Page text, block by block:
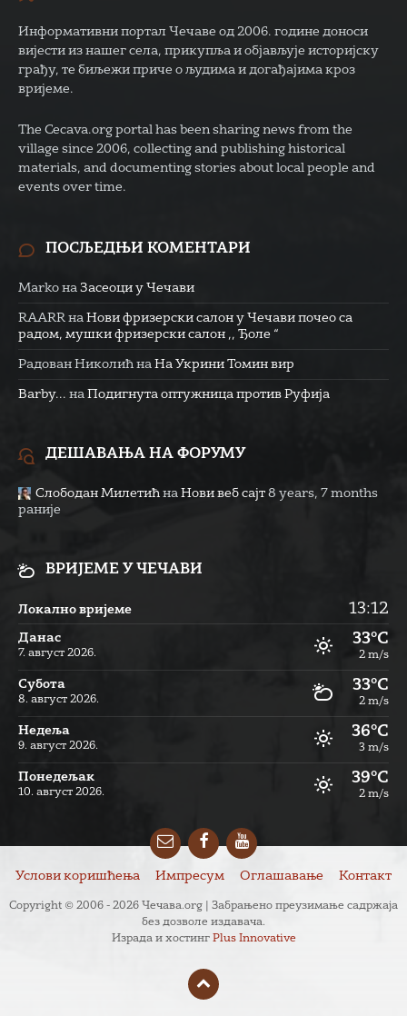
Информативни портал Чечаве од 2006. године доноси
вијести из нашег села, прикупља и објављује историјску
грађу, те биљежи приче о људима и догађајима кроз
вријеме.
The Cecava.org portal has been sharing news from the
village since 2006, collecting and publishing historical
materials, and documenting stories about local people and
events over time.
ПОСЉЕДЊИ КОМЕНТАРИ
Marko на Засеоци у Чечави
RAARR на Нови фризерски салон у Чечави почео са
радом, мушки фризерски салон ,, Ђоле “
Радован Николић на На Укрини Томин вир
Barby... на Подигнута оптужница против Руфија
ДЕШАВАЊА НА ФОРУМУ
Слободан Милетић на Нови веб сајт 8 years, 7 months
раније
ВРИЈЕМЕ У ЧЕЧАВИ
Локално вријеме 13:12
Данас
7. август 2026.
33°C
2 m/s
Субота
8. август 2026.
33°C
2 m/s
Недеља
9. август 2026.
36°C
3 m/s
Понедељак
10. август 2026.
39°C
2 m/s
EmailFacebookYouTube
Услови коришћења Импресум Оглашавање Контакт
Copyright © 2006 - 2026 Чечава.org | Забрањено преузимање садржаја
без дозволе издавача.
Израда и хостинг Plus Innovative